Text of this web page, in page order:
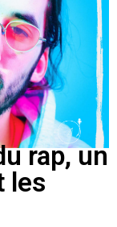
rap, un
les